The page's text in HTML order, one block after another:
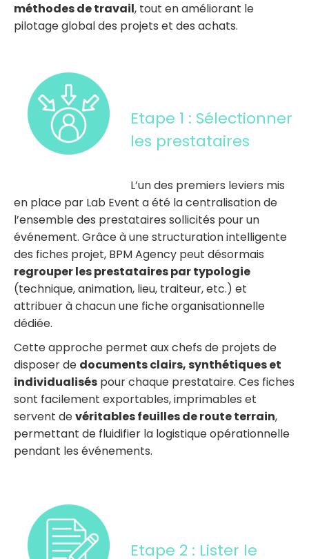
méthodes de travail, tout en améliorant le
pilotage global des projets et des achats.
Etape 1 : Sélectionner
les prestataires
L’un des premiers leviers mis
en place par Lab Event a été la centralisation de
l’ensemble des prestataires sollicités pour un
événement. Grâce à une structuration intelligente
des fiches projet, BPM Agency peut désormais
regrouper les prestataires par typologie
(technique, animation, lieu, traiteur, etc.) et
attribuer à chacun une fiche organisationnelle
dédiée.
Cette approche permet aux chefs de projets de
disposer de documents clairs, synthétiques et
individualisés pour chaque prestataire. Ces fiches
sont facilement exportables, imprimables et
servent devéritables feuilles de route terrain,
permettant de fluidifier la logistique opérationnelle
pendant les événements.
Etape 2 : Lister le